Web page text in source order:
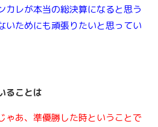
カレが本当の総決算になると思う
いためにも頑張りたいと思ってい
ることは
ゃあ、準優勝した時ということで